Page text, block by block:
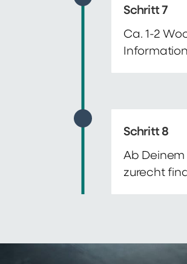
Schritt 7
Ca. 1-2
Schritt 8
Ab
zurecht